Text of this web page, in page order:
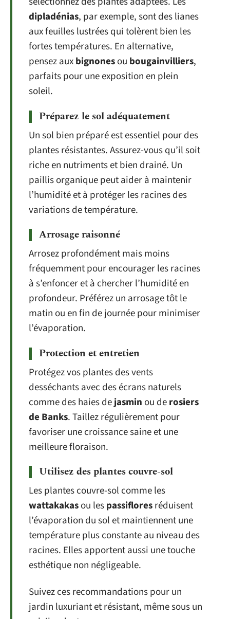
dipladénias, par exemple, sont des lianes
aux feuilles lustrées qui tolèrent bien les
fortes températures. En alternative,
pensez auxbignonesou bougainvilliers,
parfaits pour une exposition en plein
soleil.
Préparez le sol adéquatement
Un sol bien préparé est essentiel pour des
plantes résistantes. Assurez-vous qu’il soit
riche en nutriments et bien drainé. Un
paillis organique peut aider à maintenir
l’humidité et à protéger les racines des
variations de température.
Arrosage raisonné
Arrosez profondément mais moins
fréquemment pour encourager les racines
à s’enfoncer et à chercher l’humidité en
profondeur. Préférez un arrosage tôt le
matin ou en fin de journée pour minimiser
l’évaporation.
Protection et entretien
Protégez vos plantes des vents
desséchants avec des écrans naturels
comme des haies dejasmin ou derosiers
de Banks. Taillez régulièrement pour
favoriser une croissance saine et une
meilleure floraison.
Utilisez des plantes couvre-sol
Les plantes couvre-sol comme les
wattakakasou lespassifloresréduisent
l’évaporation du sol et maintiennent une
température plus constante au niveau des
racines. Elles apportent aussi une touche
esthétique non négligeable.
Suivez ces recommandations pour un
jardin luxuriant et résistant, même sous un